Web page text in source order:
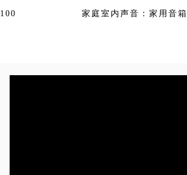
家庭室内声音：家用音箱